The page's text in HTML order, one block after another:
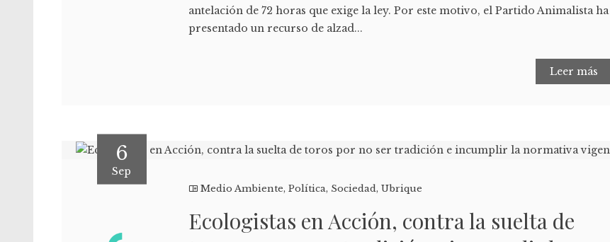
antelación de 72 horas que exige la ley. Por este motivo, el Partido Animalista ha
presentado un recurso de alzad...
Leer más
6
Sep
Medio Ambiente,Política, Sociedad,Ubrique
Ecologistas en Acción, contra la suelta de